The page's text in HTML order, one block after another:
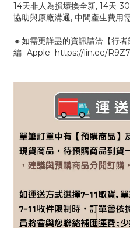
14天非人為損壞換全新, 14天-
協助與原廠溝通, 中間產生費用
🔸如需更詳盡的資訊請洽【行
編- Apple https://lin.ee/